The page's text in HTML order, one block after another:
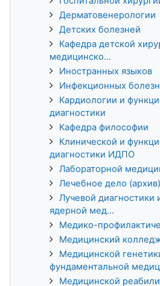
Дерматовенерологии
Детских болезней
Кафедра детской
медицинско...
Иностранных языков
Инфекционных
Кардиологии и
диагностики
Кафедра философии
Клинической и
диагностики ИДПО
Лабораторной
Лечебное дело (архив)
Лучевой диагностики
ядерной мед...
Медико-
Медицинский
Медицинской
фундаментальной
Медицинской